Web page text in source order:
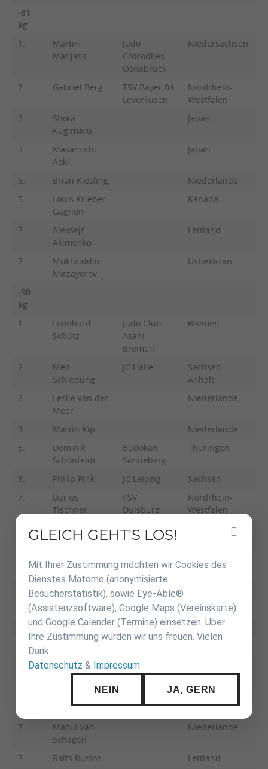
-81
kg
1.
Martin
Matijass
Judo
Crocodiles
Osnabrück
Niedersachsen
2. Gabriel Berg
TSV Bayer 04
Leverkusen
Nordrhein-
Westfalen
3.
Shota
Kugimaru
Japan
3.
Masamichi
Aoki
Japan
5. Brian Kiesling
Niederlande
5.
Louis Krieber-
Gagnon
Kanada
7.
Aleksejs
Akimenko
Lettland
7.
Mukhriddin
Mirzayorov
Usbekistan
-90
kg
1.
Leonhard
Schütz
Judo Club
Asahi
Bremen
Bremen
2.
Meo
Schiedung
JC Halle
Sachsen-
Anhalt
3.
Leslie van der
Meer
Niederlande
3. Martin Kip
Niederlande
5.
Dominik
Schönfeldt
Budokan
Sonneberg
Thüringen
5. Philip Pink JC Leipzig
Sachsen
7.
Darius
Tischner
PSV
Duisburg
Nordrhein-
Westfalen
Wouter
Vandyck
+90
Yoshiki Kira
Rai Asano
Japan
Takumi Okuno
Japan
Zhambyl
Turgynaliyev
Dunaev
Belgien
7.
Maoui van
Schagen
Niederlande
7. Ralfs Rusins Lettland
Inhalt
GLEICH GEHT'S LOS!
Mit Ihrer Zustimmung möchten wir Cookies des
Dienstes Matomo (anonymisierte
Besucherstatistik), sowie Eye-Able®
(Assistenzsoftware), Google Maps (Vereinskarte)
und Google Calender (Termine) einsetzen. Über
Ihre Zustimmung würden wir uns freuen. Vielen
Dank.
Datenschutz & Impressum
NEIN JA, GERN